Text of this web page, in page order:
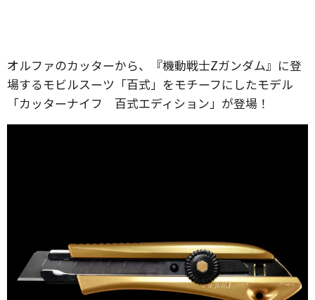
オルファのカッターから、『機動戦士Zガンダム』に登
場するモビルスーツ「百式」をモチーフにしたモデル
「カッターナイフ 百式エディション」が登場！